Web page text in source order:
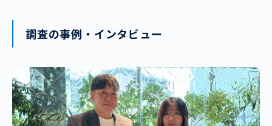
調査の事例・インタビュー